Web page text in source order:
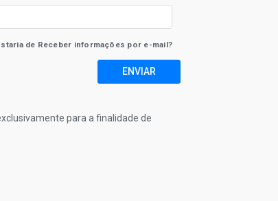
de Receber informações por e-mail?
ENVIAR
para a finalidade de